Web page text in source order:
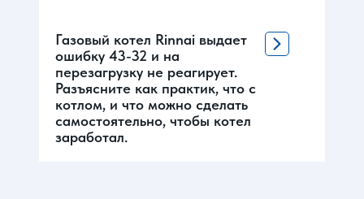
Газовый котел Rinnai выдает
ошибку 43-32 и на
перезагрузку не реагирует.
Разъясните как практик, что с
котлом, и что можно сделать
самостоятельно, чтобы котел
заработал.